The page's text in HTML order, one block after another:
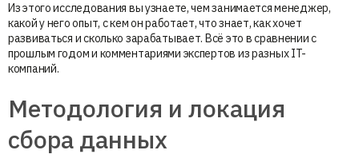
Из этого исследования вы узнаете, чем занимается менеджер,
какой у него опыт, с кем он работает, что знает, как хочет
развиваться и сколько зарабатывает. Всё это в сравнении с
прошлым годом и комментариями экспертов из разных IT-
компаний.
Методология и локация
сбора данных